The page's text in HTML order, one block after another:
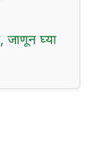
जाणून घ्या